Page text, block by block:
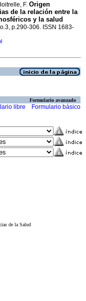
F. Origen
de la relación entre la
y la salud
p.290-306. ISSN 1683-
Formulario avanzado
libre Formulario básico
de la Salud